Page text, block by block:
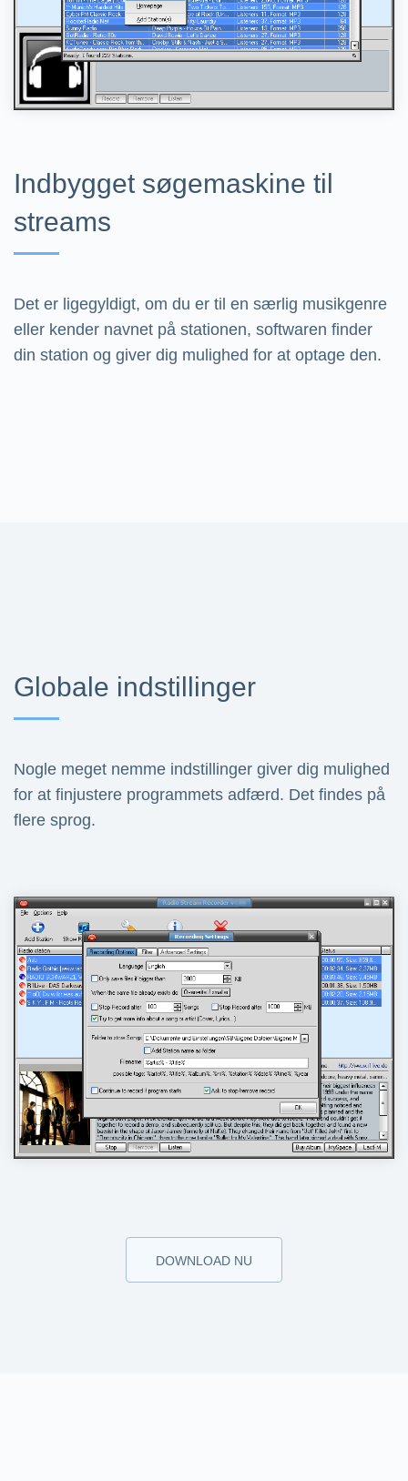
Indbygget søgemaskine til
streams
Det er ligegyldigt, om du er til en særlig musikgenre
eller kender navnet på stationen, softwaren finder
din station og giver dig mulighed for at optage den.
Globale indstillinger
Nogle meget nemme indstillinger giver dig mulighed
for at finjustere programmets adfærd. Det findes på
flere sprog.
DOWNLOAD NU